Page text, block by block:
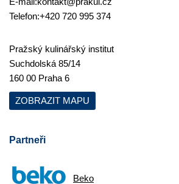
Telefon:+420 720 995 374
Pražský kulinářský institut
Suchdolská 85/14
160 00 Praha 6
ZOBRAZIT MAPU
Partneři
Beko